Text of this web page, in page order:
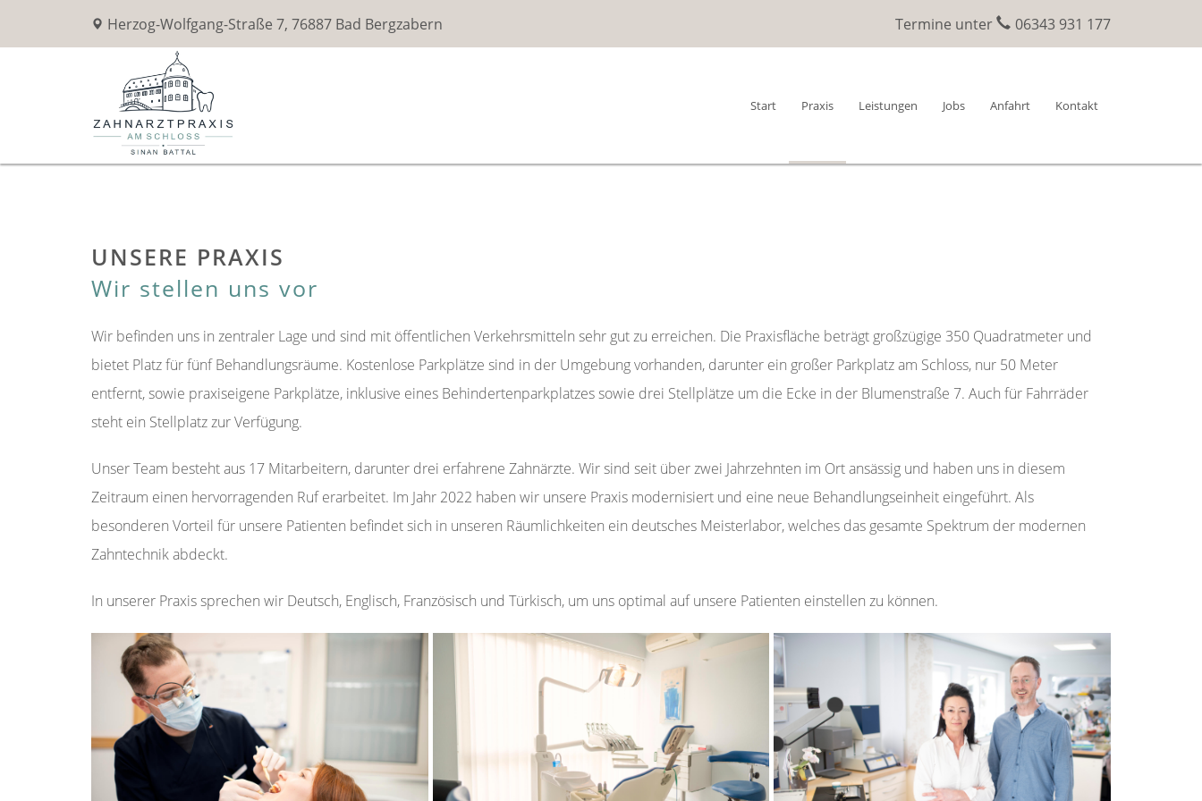
Herzog-Wolfgang-Straße 7, 76887 Bad Bergzabern Termine unter 06343 931 177
Start Praxis Leistungen Jobs Anfahrt Kontakt
UNSERE PRAXIS
Wir stellen uns vor
Wir befinden uns in zentraler Lage und sind mit öffentlichen Verkehrsmitteln sehr gut zu erreichen. Die Praxisfläche beträgt großzügige 350 Quadratmeter und
bietet Platz für fünf Behandlungsräume. Kostenlose Parkplätze sind in der Umgebung vorhanden, darunter ein großer Parkplatz am Schloss, nur 50 Meter
entfernt, sowie praxiseigene Parkplätze, inklusive eines Behindertenparkplatzes sowie drei Stellplätze um die Ecke in der Blumenstraße 7. Auch für Fahrräder
steht ein Stellplatz zur Verfügung.
Unser Team besteht aus 17 Mitarbeitern, darunter drei erfahrene Zahnärzte. Wir sind seit über zwei Jahrzehnten im Ort ansässig und haben uns in diesem
Zeitraum einen hervorragenden Ruf erarbeitet. Im Jahr 2022 haben wir unsere Praxis modernisiert und eine neue Behandlungseinheit eingeführt. Als
besonderen Vorteil für unsere Patienten befindet sich in unseren Räumlichkeiten ein deutsches Meisterlabor, welches das gesamte Spektrum der modernen
Zahntechnik abdeckt.
In unserer Praxis sprechen wir Deutsch, Englisch, Französisch und Türkisch, um uns optimal auf unsere Patienten einstellen zu können.